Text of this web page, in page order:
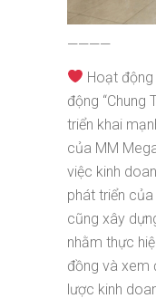
————
Hoạt
động “Chung
triển khai
của MM
việc kinh
phát triển
cũng xây
nhằm thực
đồng và xem
lược kinh